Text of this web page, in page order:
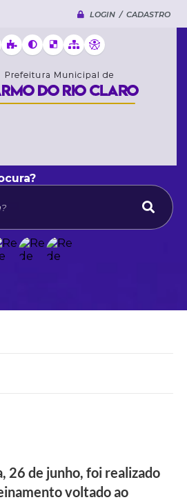
LOGIN / CADASTRO
voce procura?
26 de junho, foi realizado
voltado ao